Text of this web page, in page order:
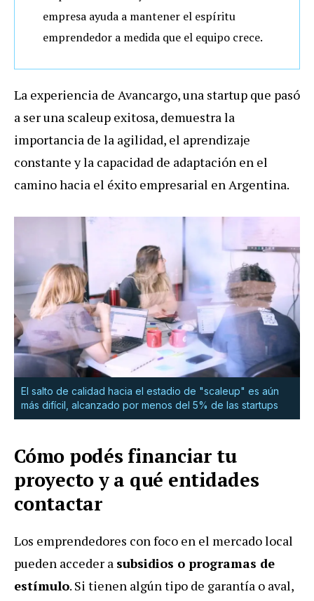
empresa ayuda a mantener el espíritu
emprendedor a medida que el equipo crece.
La experiencia de Avancargo, una startup que pasó
a ser una scaleup exitosa, demuestra la
importancia de la agilidad, el aprendizaje
constante y la capacidad de adaptación en el
camino hacia el éxito empresarial en Argentina.
El salto de calidad hacia el estadio de "scaleup" es aún
más difícil, alcanzado por menos del 5% de las startups
Cómo podés financiar tu
proyecto y a qué entidades
contactar
Los emprendedores con foco en el mercado local
pueden acceder a subsidios o programas de
estímulo. Si tienen algún tipo de garantía o aval,